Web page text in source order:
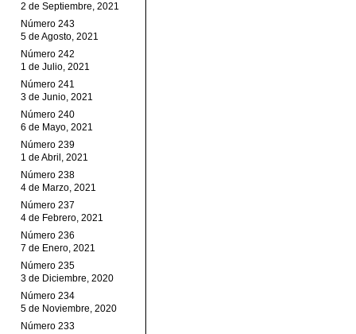
2 de Septiembre, 2021
Número 243
5 de Agosto, 2021
Número 242
1 de Julio, 2021
Número 241
3 de Junio, 2021
Número 240
6 de Mayo, 2021
Número 239
1 de Abril, 2021
Número 238
4 de Marzo, 2021
Número 237
4 de Febrero, 2021
Número 236
7 de Enero, 2021
Número 235
3 de Diciembre, 2020
Número 234
5 de Noviembre, 2020
Número 233